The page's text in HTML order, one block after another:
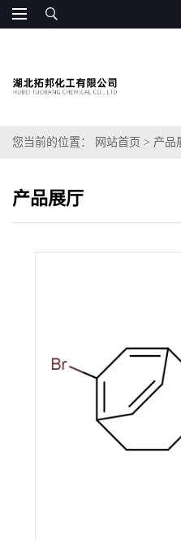
您当前的位置： 网站首页 > 产品
产品展厅